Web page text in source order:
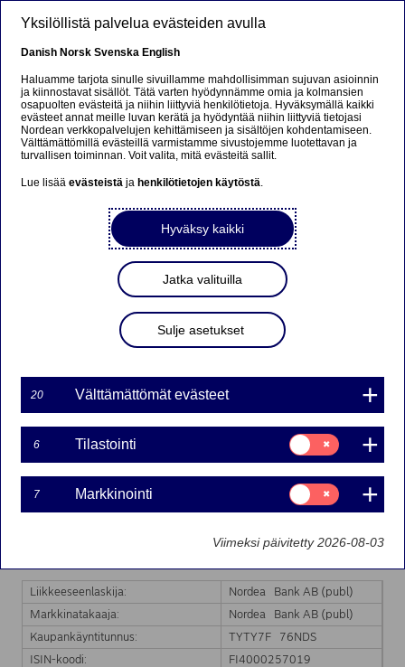
Beklager...
Siden findes desværre ikke på dansk
Bliv på siden|Fortsæt til en relateret side på dansk
MARKKINATAKAUS
WARRANTILLE TYTY7F
76NDS ON PÄÄTTYNYT
29-05-2017 12:07
Nordea Bank Ab (publ):n liikkeeseenlaskeman Turbo-
hinnan saavutettua Turbo-warrantin knock-out tason.
Markkinatakauksen päättyminen koskee seuraavaa
Liikkeeseenlaskija:
Nordea Bank AB (publ)
Markkinatakaaja:
Nordea Bank AB (publ)
Kaupankäyntitunnus:
TYTY7F 76NDS
ISIN-koodi:
FI4000257019
Yksilöllistä palvelua evästeiden avulla
Danish Norsk Svenska English
Haluamme tarjota sinulle sivuillamme mahdollisimman sujuvan asioinnin
ja kiinnostavat sisällöt. Tätä varten hyödynnämme omia ja kolmansien
osapuolten evästeitä ja niihin liittyviä henkilötietoja. Hyväksymällä kaikki
evästeet annat meille luvan kerätä ja hyödyntää niihin liittyviä tietojasi
Nordean verkkopalvelujen kehittämiseen ja sisältöjen kohdentamiseen.
Välttämättömillä evästeillä varmistamme sivustojemme luotettavan ja
turvallisen toiminnan. Voit valita, mitä evästeitä sallit.
Lue lisääevästeistä ja henkilötietojen käytöstä.
Hyväksy kaikki
Jatka valituilla
Sulje asetukset
20 Välttämättömät evästeet
6 Tilastointi
Suostumusvalinta:
Tilastointi
7 Markkinointi
Suostumusvalinta:
Markkinointi
Viimeksi päivitetty 2026-08-03